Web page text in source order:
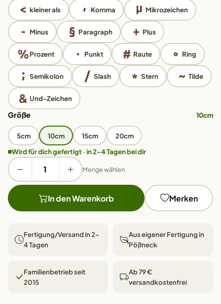
kleiner als Komma Mikrozeichen
Minus Paragraph Plus
Prozent Punkt Raute Ring
Semikolon Slash Stern Tilde
Und-Zeichen
Größe 10cm
5cm 10cm 15cm
20cm
Wird für dich gefertigt · in 2–4 Tagen bei dir
Menge wählen
In den Warenkorb Merken
Fertigung/Versand in 2–
4 Tagen
Aus eigener Fertigung in
Pößneck
Familienbetrieb seit
2015
Ab 79 €
versandkostenfrei